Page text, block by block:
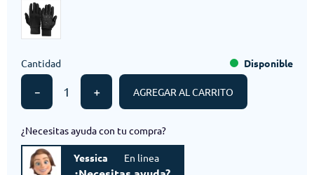
Cantidad
＋
－
Disponible
AGREGAR AL CARRITO
¿Necesitas ayuda con tu compra?
Yessica En linea